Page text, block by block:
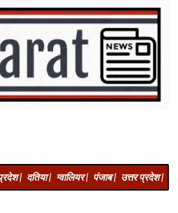
| दतिया | ग्वालियर | पंजाब | उत्तर प्रदेश |